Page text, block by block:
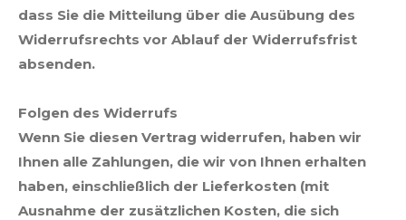
dass Sie die Mitteilung über die Ausübung des
Widerrufsrechts vor Ablauf der Widerrufsfrist
absenden.
Folgen des Widerrufs
Wenn Sie diesen Vertrag widerrufen, haben wir
Ihnen alle Zahlungen, die wir von Ihnen erhalten
haben, einschließlich der Lieferkosten (mit
Ausnahme der zusätzlichen Kosten, die sich